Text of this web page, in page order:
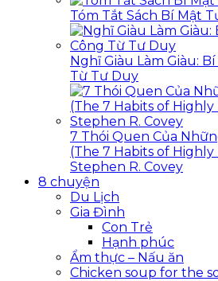
Tóm Tắt Sách Bí Mật
Nghĩ Giàu Làm Giàu:
Từ Tư Duy
7 Thói Quen Của
(The 7 Habits of
Stephen R. Covey
8 chuyện
Du Lịch
Gia Đình
Con Trẻ
Hạnh phúc
Ẩm thực – Nấu ăn
Chicken soup for the